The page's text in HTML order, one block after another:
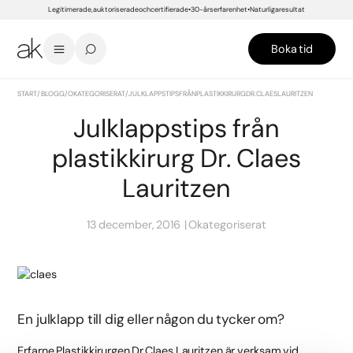
Legitimerade, auktoriserade och certifierade 30-års erfarenhet Naturliga resultat
Boka tid
START/BLOGG/OKATEGORISERAT/JULKLAPPSTIPS FRÅN PLASTIKKIRURG DR. CLAES LAURITZEN
Julklappstips från
plastikkirurg Dr. Claes
Lauritzen
13 december, 2016 Okategoriserat
En julklapp till dig eller någon du tycker om?